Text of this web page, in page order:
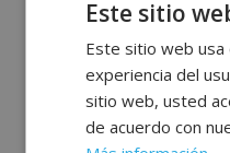
septiembre 2022
agosto 2022
julio 2022
junio 2022
mayo 2022
Este sitio
Este sitio web usa
experiencia del
sitio web, usted
de acuerdo con